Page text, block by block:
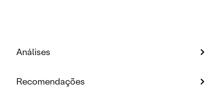
Análises
Recomendações